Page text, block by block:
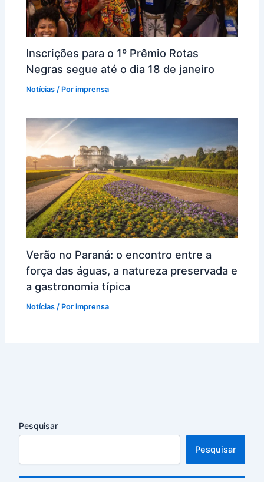
Inscrições para o 1º Prêmio Rotas
Negras segue até o dia 18 de janeiro
Notícias / Porimprensa
Verão no Paraná: o encontro entre a
força das águas, a natureza preservada e
a gastronomia típica
Notícias / Porimprensa
Pesquisar
Pesquisar